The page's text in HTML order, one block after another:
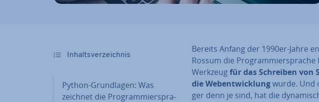
In­halts­ver­zeich­nis
Python-Grund­la­gen: Was
zeichnet die Pro­gram­mier­spra­
Bereits Anfang der 1990er-Jahre
Rossum die
Werkzeugfür das Schreiben von
die Web­ent­wick­lungwurde. Und
ger denn je sind, hat die